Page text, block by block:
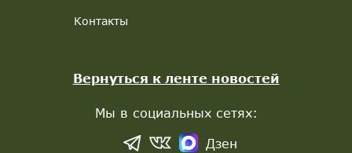
Контакты
Вернуться к ленте новостей
Мы в социальных сетях:
Дзен